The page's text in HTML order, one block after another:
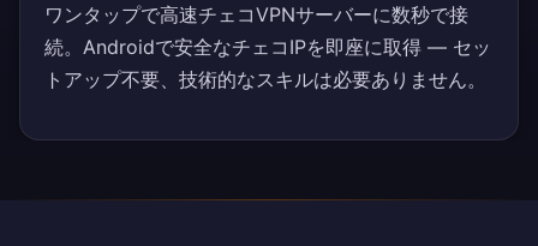
ワンタップで高速チェコVPNサーバーに数秒で接
続。Androidで安全なチェコIPを即座に取得 — セッ
トアップ不要、技術的なスキルは必要ありません。